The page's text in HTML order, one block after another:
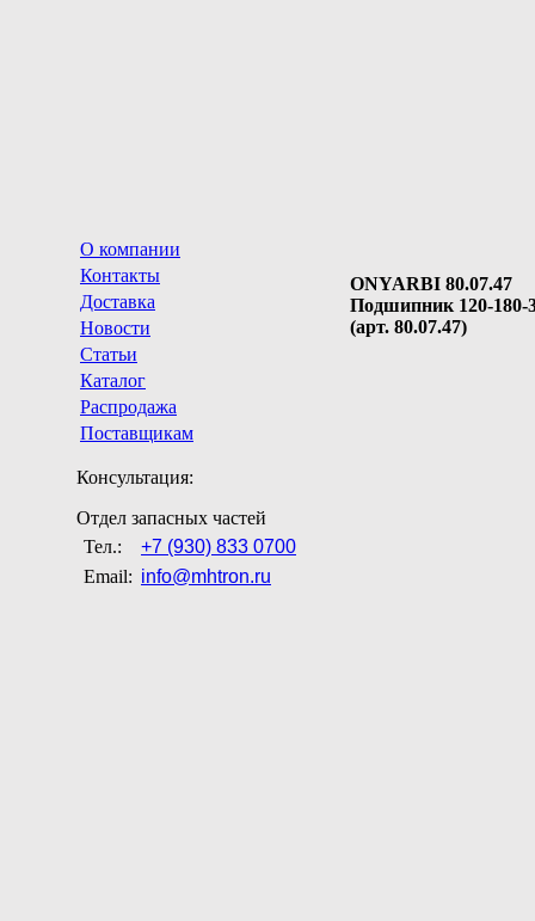
О компании
Контакты
Доставка
Новости
Статьи
Каталог
Распродажа
Поставщикам
Консультация:
Отдел запасных частей
Тел.:
+7 (930) 833 0700
Email: info@mhtron.ru
ONYARBI 80.07.47
Подшипник 120-180-
(арт. 80.07.47)